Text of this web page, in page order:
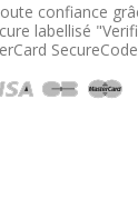
confiance
labellisé